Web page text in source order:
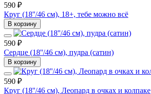
590 ₽
Круг (18''/46 см), 18+, тебе можно всё
В корзину
590 ₽
Сердце (18''/46 см), пудра (сатин)
В корзину
590 ₽
Круг (18''/46 см), Леопард в очках и колпаке